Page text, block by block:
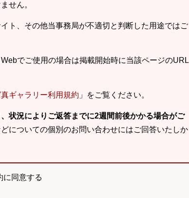
せん。
ト、その他当事務局が不適切と判断した用途ではご
でご使用の場合は掲載開始時に当該ページのURL
ギャラリー利用規約 」をご覧ください。
状況によりご返答までに2週間前後かかる場合がご
についての個別のお問い合わせにはご回答いたしか
に同意する